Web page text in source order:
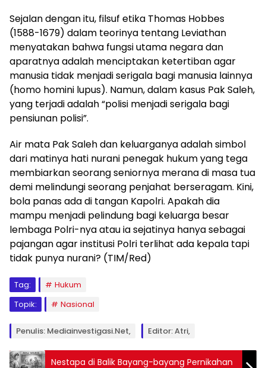
Sejalan dengan itu, filsuf etika Thomas Hobbes
(1588-1679) dalam teorinya tentang Leviathan
menyatakan bahwa fungsi utama negara dan
aparatnya adalah menciptakan ketertiban agar
manusia tidak menjadi serigala bagi manusia lainnya
(homo homini lupus). Namun, dalam kasus Pak Saleh,
yang terjadi adalah “polisi menjadi serigala bagi
pensiunan polisi”.
Air mata Pak Saleh dan keluarganya adalah simbol
dari matinya hati nurani penegak hukum yang tega
membiarkan seorang seniornya merana di masa tua
demi melindungi seorang penjahat berseragam. Kini,
bola panas ada di tangan Kapolri. Apakah dia
mampu menjadi pelindung bagi keluarga besar
lembaga Polri-nya atau ia sejatinya hanya sebagai
pajangan agar institusi Polri terlihat ada kepala tapi
tidak punya nurani? (TIM/Red)
Tag:
Hukum
Topik:
Nasional
Penulis: Mediainvestigasi.net, Editor: Atri,
Nestapa di Balik Bayang-bayang Pernikahan